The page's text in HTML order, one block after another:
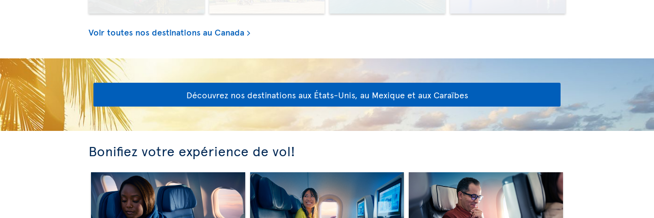
Voir toutes nos destinations au Canada
Découvrez nos destinations aux États-Unis, au Mexique et aux Caraïbes
Bonifiez votre expérience de vol!